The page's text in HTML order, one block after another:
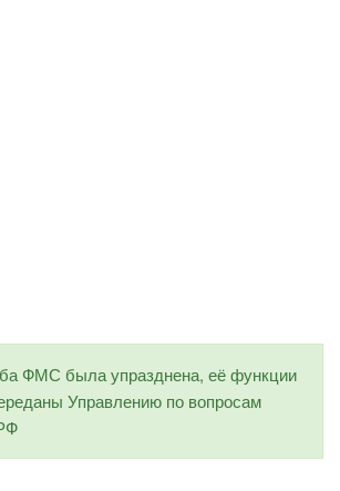
ФМС была упразднена, её функции
Управлению по вопросам